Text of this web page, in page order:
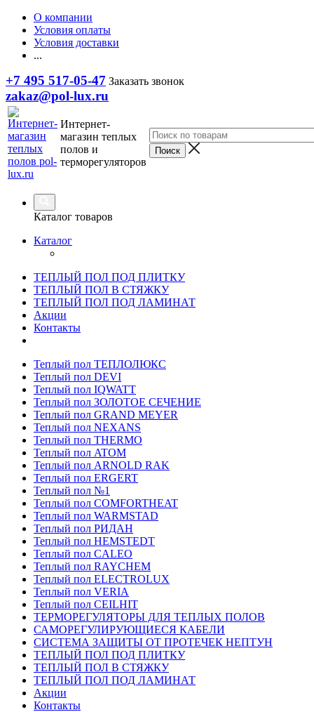
О компании
Условия оплаты
Условия доставки
...
+7 495 517-05-47 Заказать звонок
zakaz@pol-lux.ru
Интернет-
магазин теплых
полов и
терморегуляторов
Каталог товаров
Каталог
ТЕПЛЫЙ ПОЛ ПОД ПЛИТКУ
ТЕПЛЫЙ ПОЛ В СТЯЖКУ
ТЕПЛЫЙ ПОЛ ПОД ЛАМИНАТ
Акции
Контакты
Теплый пол ТЕПЛОЛЮКС
Теплый пол DEVI
Теплый пол IQWATT
Теплый пол ЗОЛОТОЕ СЕЧЕНИЕ
Теплый пол GRAND MEYER
Теплый пол NEXANS
Теплый пол THERMO
Теплый пол ATOM
Теплый пол ARNOLD RAK
Теплый пол ERGERT
Теплый пол №1
Теплый пол COMFORTHEAT
Теплый пол WARMSTAD
Теплый пол РИДАН
Теплый пол HEMSTEDT
Теплый пол CALEO
Теплый пол RAYCHEM
Теплый пол ELECTROLUX
Теплый пол VERIA
Теплый пол CEILHIT
ТЕРМОРЕГУЛЯТОРЫ ДЛЯ ТЕПЛЫХ ПОЛОВ
САМОРЕГУЛИРУЮЩИЕСЯ КАБЕЛИ
СИСТЕМА ЗАЩИТЫ ОТ ПРОТЕЧЕК НЕПТУН
ТЕПЛЫЙ ПОЛ ПОД ПЛИТКУ
ТЕПЛЫЙ ПОЛ В СТЯЖКУ
ТЕПЛЫЙ ПОЛ ПОД ЛАМИНАТ
Акции
Контакты